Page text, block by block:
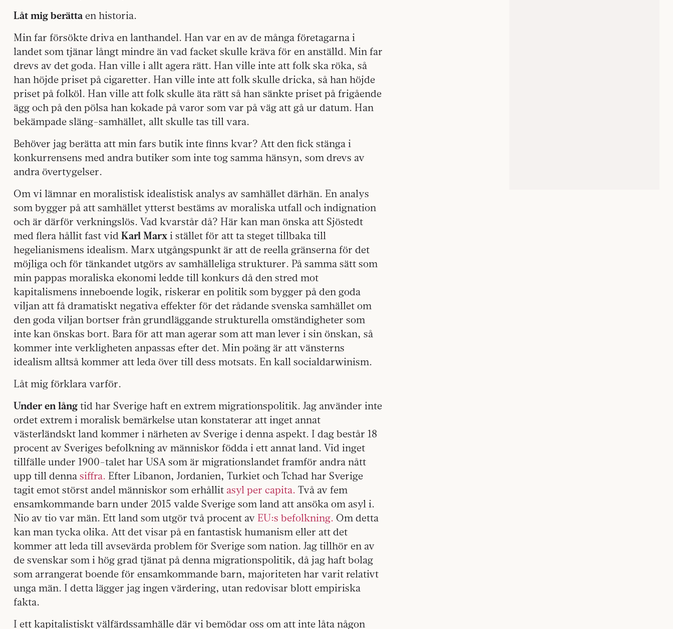
Låt mig berätta en historia.
Min far försökte driva en lanthandel. Han var en av de många företagarna i
landet som tjänar långt mindre än vad facket skulle kräva för en anställd. Min far
drevs av det goda. Han ville i allt agera rätt. Han ville inte att folk ska röka, så
han höjde priset på cigaretter. Han ville inte att folk skulle dricka, så han höjde
priset på folköl. Han ville att folk skulle äta rätt så han sänkte priset på frigående
ägg och på den pölsa han kokade på varor som var på väg att gå ur datum. Han
bekämpade släng-samhället, allt skulle tas till vara.
Behöver jag berätta att min fars butik inte finns kvar? Att den fick stänga i
konkurrensens med andra butiker som inte tog samma hänsyn, som drevs av
andra övertygelser.
Om vi lämnar en moralistisk idealistisk analys av samhället därhän. En analys
som bygger på att samhället ytterst bestäms av moraliska utfall och indignation
och är därför verkningslös. Vad kvarstår då? Här kan man önska att Sjöstedt
med flera hållit fast vid Karl Marx i stället för att ta steget tillbaka till
hegelianismens idealism. Marx utgångspunkt är att de reella gränserna för det
möjliga och för tänkandet utgörs av samhälleliga strukturer. På samma sätt som
min pappas moraliska ekonomi ledde till konkurs då den stred mot
kapitalismens inneboende logik, riskerar en politik som bygger på den goda
viljan att få dramatiskt negativa effekter för det rådande svenska samhället om
den goda viljan bortser från grundläggande strukturella omständigheter som
inte kan önskas bort. Bara för att man agerar som att man lever i sin önskan, så
kommer inte verkligheten anpassas efter det. Min poäng är att vänsterns
idealism alltså kommer att leda över till dess motsats. En kall socialdarwinism.
Låt mig förklara varför.
Under en lång tid har Sverige haft en extrem migrationspolitik. Jag använder inte
ordet extrem i moralisk bemärkelse utan konstaterar att inget annat
västerländskt land kommer i närheten av Sverige i denna aspekt. I dag består 18
procent av Sveriges befolkning av människor födda i ett annat land. Vid inget
tillfälle under 1900-talet har USA som är migrationslandet framför andra nått
upp till denna siffra. Efter Libanon, Jordanien, Turkiet och Tchad har Sverige
tagit emot störst andel människor som erhållit asyl per capita. Två av fem
ensamkommande barn under 2015 valde Sverige som land att ansöka om asyl i.
Nio av tio var män. Ett land som utgör två procent av EU:s befolkning. Om detta
kan man tycka olika. Att det visar på en fantastisk humanism eller att det
kommer att leda till avsevärda problem för Sverige som nation. Jag tillhör en av
de svenskar som i hög grad tjänat på denna migrationspolitik, då jag haft bolag
som arrangerat boende för ensamkommande barn, majoriteten har varit relativt
unga män. I detta lägger jag ingen värdering, utan redovisar blott empiriska
fakta.
I ett kapitalistiskt välfärdssamhälle där vi bemödar oss om att inte låta någon